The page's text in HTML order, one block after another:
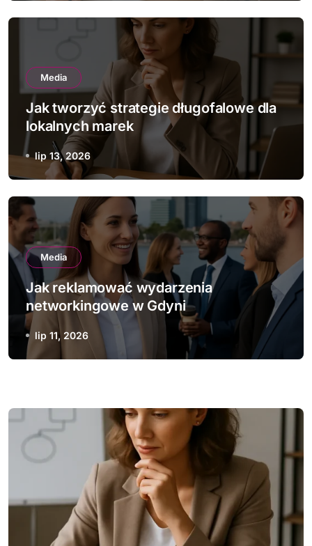
Media
Jak tworzyć strategie długofalowe dla
lokalnych marek
lip 13, 2026
Media
Jak reklamować wydarzenia
networkingowe w Gdyni
lip 11, 2026